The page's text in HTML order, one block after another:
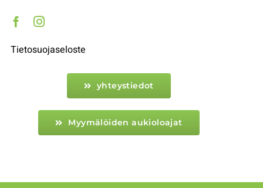
Tietosuojaseloste
yhteystiedot
Myymälöiden aukioloajat